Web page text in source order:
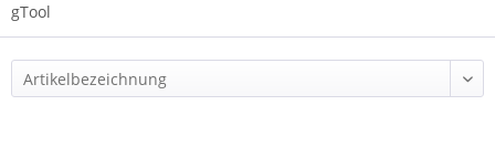
gTool